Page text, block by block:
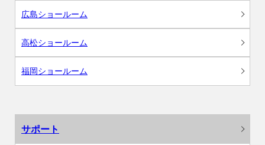
広島ショールーム
高松ショールーム
福岡ショールーム
サポート